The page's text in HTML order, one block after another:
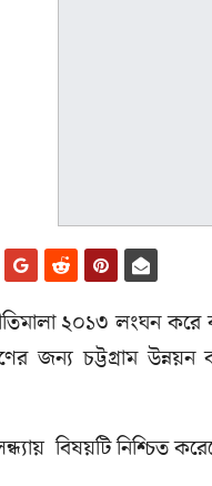
২০১৩ লংঘন করে
জন্য চট্টগ্রাম উন্নয়ন
বিষয়টি নিশ্চিত